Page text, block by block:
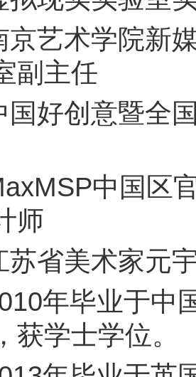
京艺术学院新
副主任
国好创意暨全
中国区
师
苏省美术家元
年毕业于中
获学士学位。